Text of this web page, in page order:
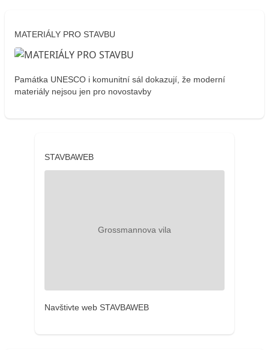
MATERIÁLY PRO STAVBU
Památka UNESCO i komunitní sál dokazují, že moderní
materiály nejsou jen pro novostavby
STAVBAWEB
Navštivte web STAVBAWEB